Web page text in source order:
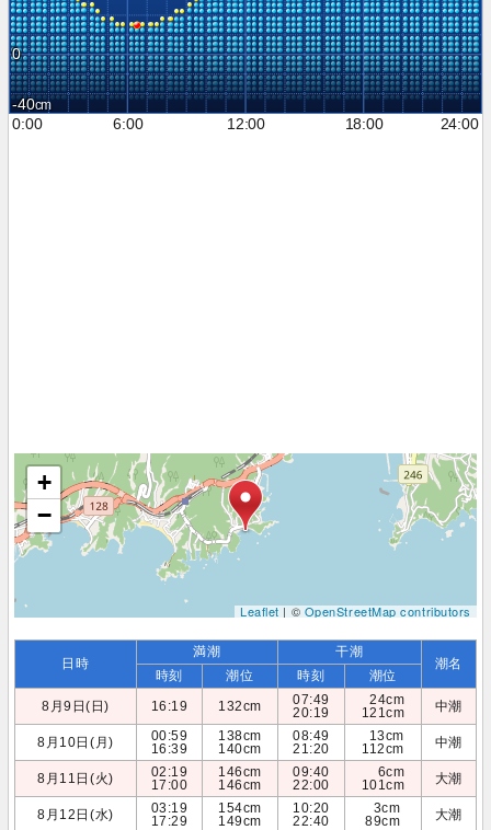
0
-40
0:00
6:00 12:00 18:00 24:00
+
−
Leaflet| ©OpenStreetMap contributors
日時
満潮 干潮
潮名
時刻 潮位 時刻
潮位
8月9日(日)
16:19 132cm
07:49
20:19
24cm
121cm
中潮
8月10日(月)
00:59
16:39
138cm
140cm
08:49
21:20
13cm
112cm
中潮
8月11日(火)
02:19
17:00
146cm
146cm
09:40
22:00
6cm
101cm
大潮
8月12日(水)
03:19
17:29
154cm
149cm
10:20
22:40
3cm
89cm
大潮